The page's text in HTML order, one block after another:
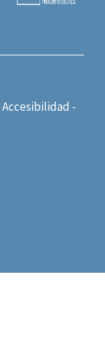
Accesibilidad -